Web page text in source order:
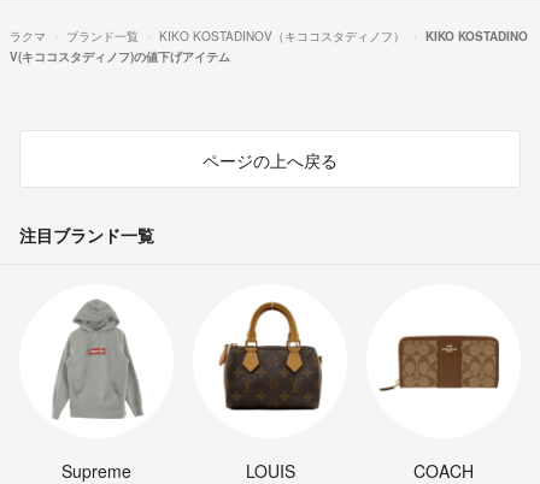
ラクマ ブランド一覧 KIKO KOSTADINOV（キココスタディノフ）
KIKO KOSTADINO
V(キココスタディノフ)の値下げアイテム
ページの上へ戻る
注目ブランド一覧
Supreme
LOUIS
COACH